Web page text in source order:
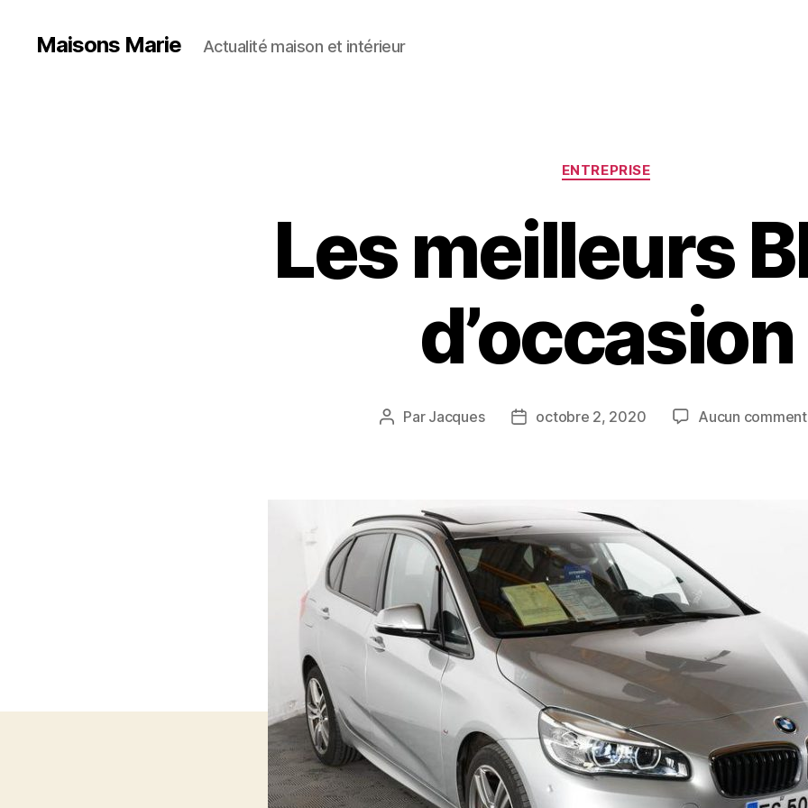
Maisons Marie Actualité maison et intérieur
Catégories
ENTREPRISE
Les meilleurs
d’occasion
Auteur
Par Jacques
Dateoctobre 2, 2020 Aucun